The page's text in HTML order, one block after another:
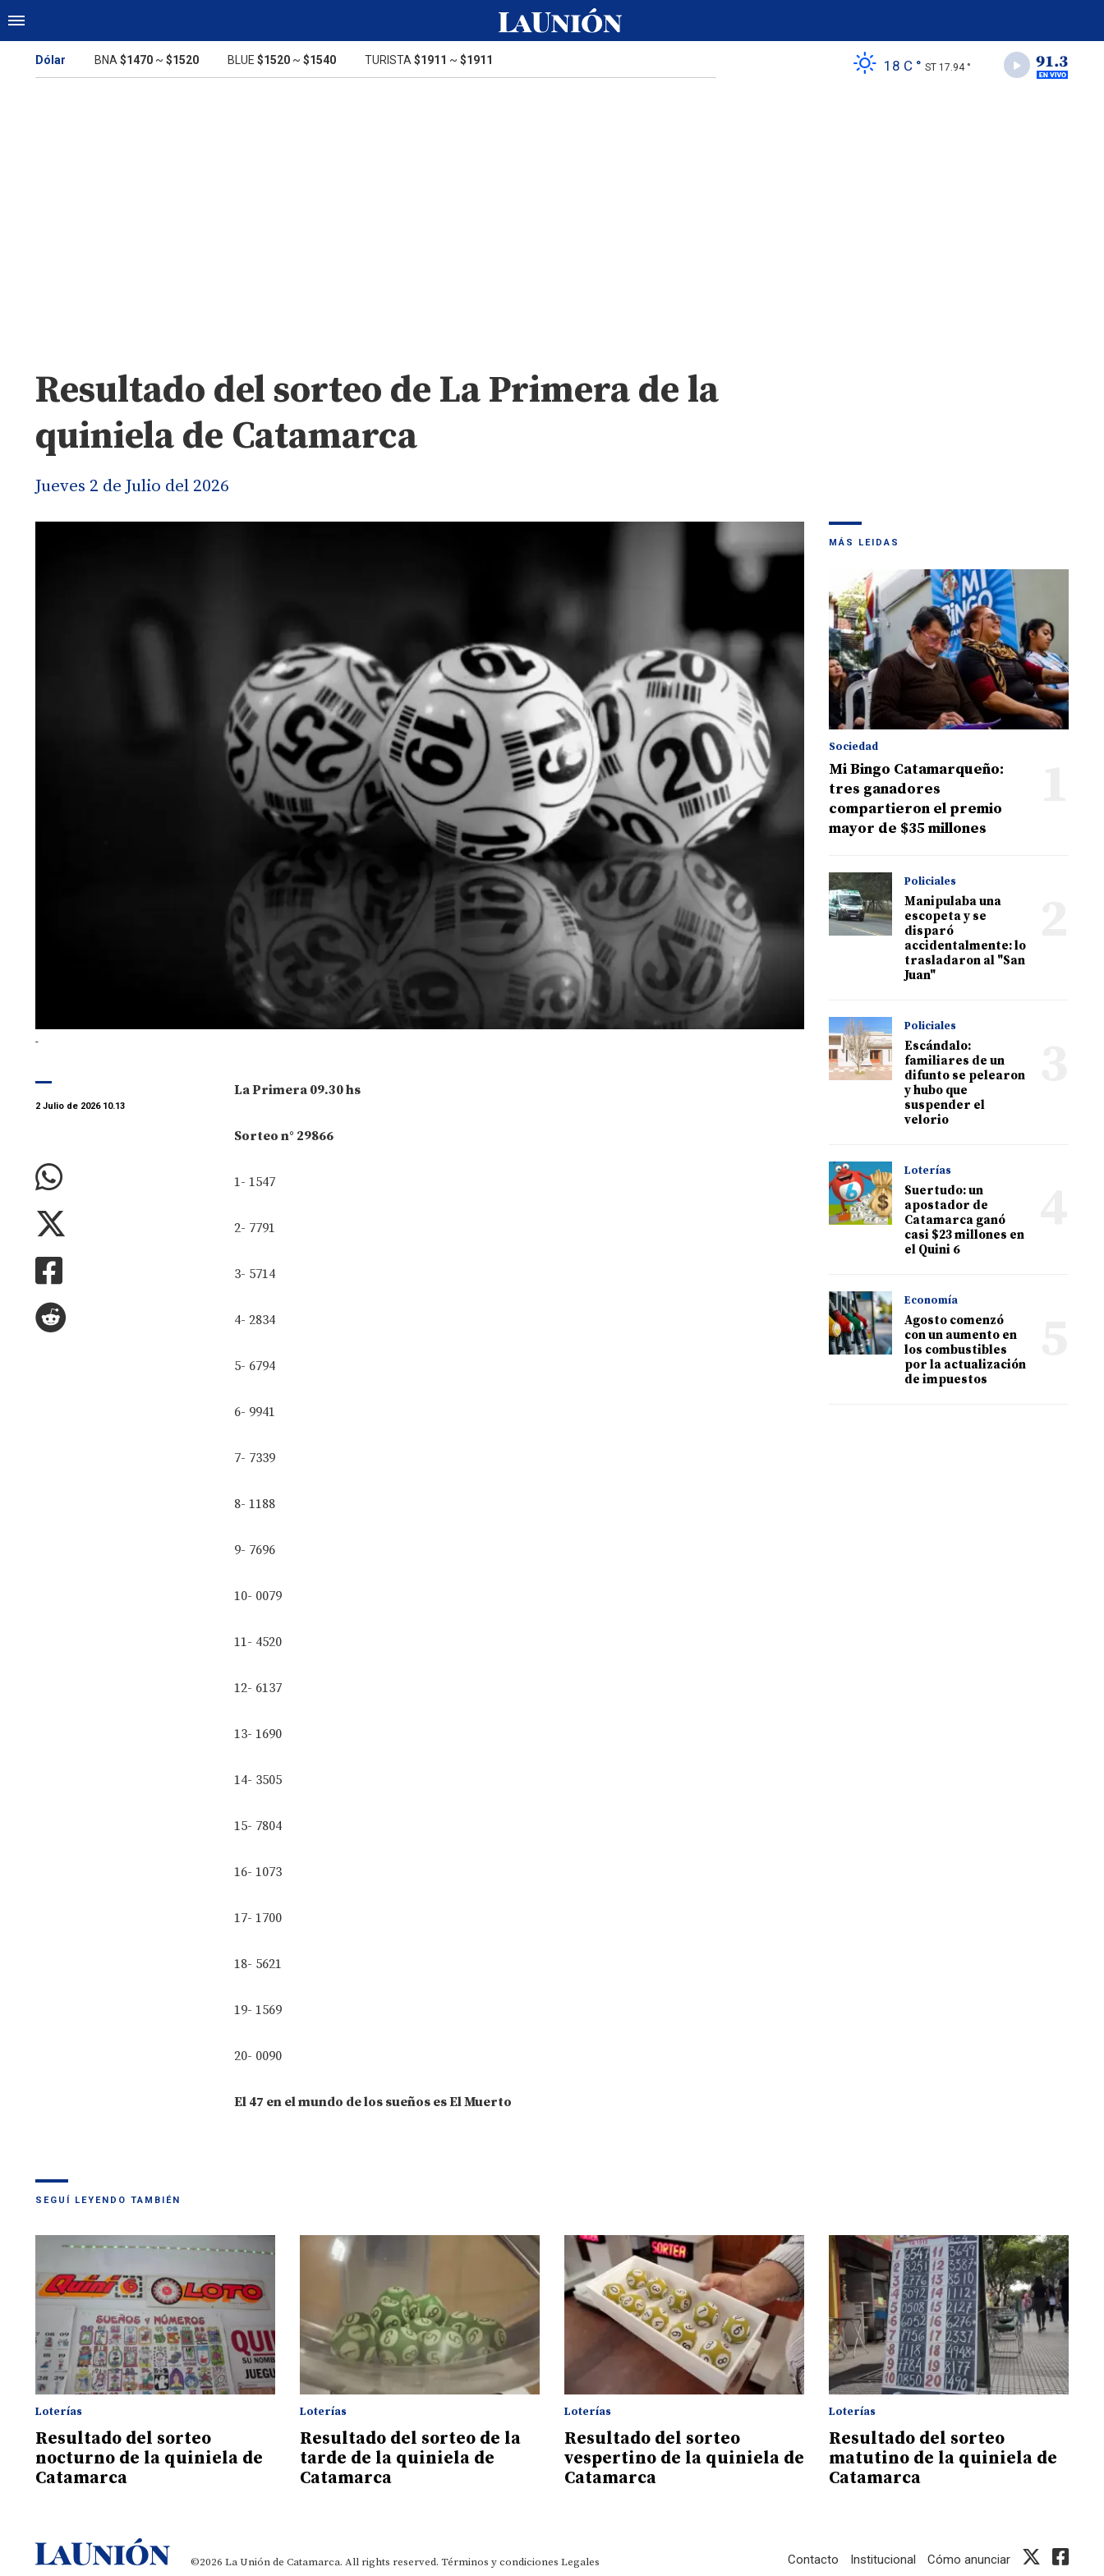
Dólar BNA $1470 ~ $1520 BLUE $1520 ~ $1540 TURISTA $1911 ~ $1911 18 C ° ST 17.94 °
Resultado del sorteo de La Primera de la
quiniela de Catamarca
Jueves 2 de Julio del 2026
-
2 Julio de 2026 10.13
La Primera 09.30 hs
Sorteo n° 29866
1- 1547
2- 7791
3- 5714
4- 2834
5- 6794
6- 9941
7- 7339
8- 1188
9- 7696
10- 0079
11- 4520
12- 6137
13- 1690
14- 3505
15- 7804
16- 1073
17- 1700
18- 5621
19- 1569
20- 0090
El 47 en el mundo de los sueños es El Muerto
MÁS LEIDAS
Sociedad
Mi Bingo Catamarqueño:
tres ganadores
compartieron el premio
mayor de $35 millones
Policiales
Manipulaba una
escopeta y se
disparó
accidentalmente: lo
trasladaron al "San
Juan"
Policiales
Escándalo:
familiares de un
difunto se pelearon
y hubo que
suspender el
velorio
Loterías
Suertudo: un
apostador de
Catamarca ganó
casi $23 millones en
el Quini 6
Economía
Agosto comenzó
con un aumento en
los combustibles
por la actualización
de impuestos
SEGUÍ LEYENDO TAMBIÉN
Loterías
Resultado del sorteo
nocturno de la quiniela de
Catamarca
Loterías
Resultado del sorteo de la
tarde de la quiniela de
Catamarca
Loterías
Resultado del sorteo
vespertino de la quiniela de
Catamarca
Loterías
Resultado del sorteo
matutino de la quiniela de
Catamarca
©2026 La Unión de Catamarca. All rights reserved. Términos y condiciones Legales Contacto Institucional Cómo anunciar